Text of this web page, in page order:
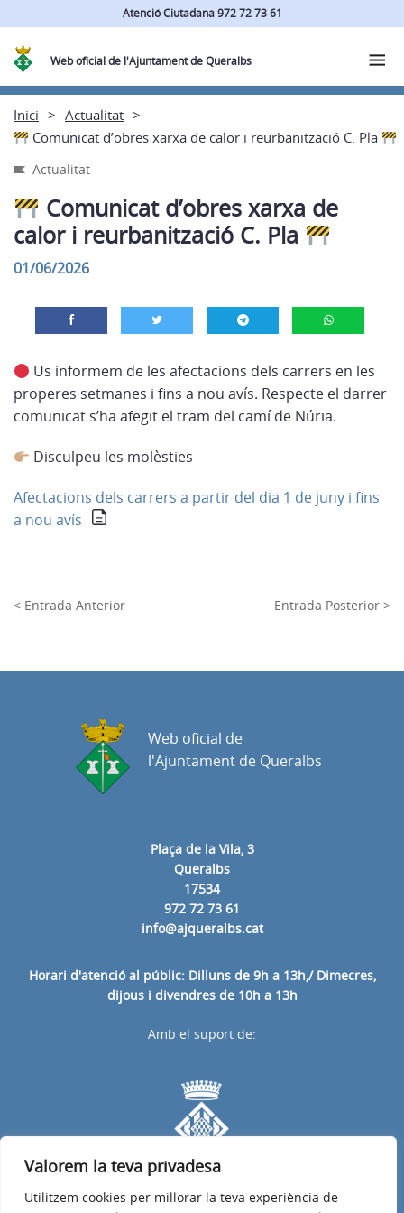
Valorem la teva privadesa
Utilitzem cookies per millorar la teva experiència de
Atenció Ciutadana 972 72 73 61
Web oficial de l'Ajuntament de Queralbs
Inici
Actualitat
Comunicat d’obres xarxa de calor i reurbanització C. Pla
Actualitat
Comunicat d’obres xarxa de
calor i reurbanització C. Pla
01/06/2026
Us informem de les afectacions dels carrers en les
properes setmanes i fins a nou avís. Respecte el darrer
comunicat s’ha afegit el tram del camí de Núria.
Disculpeu les molèsties
Afectacions dels carrers a partir del dia 1 de juny i fins
a nou avís
< Entrada Anterior Entrada Posterior >
Plaça de la Vila, 3
Queralbs
17534
972 72 73 61
info@ajqueralbs.cat
Horari d'atenció al públic: Dilluns de 9h a 13h,/ Dimecres,
dijous i divendres de 10h a 13h
Web oficial de
l'Ajuntament de Queralbs
Amb el suport de: